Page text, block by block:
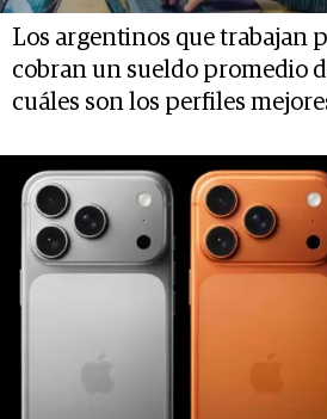
Los argentinos que trabajan
cobran un sueldo promedio
cuáles son los perfiles